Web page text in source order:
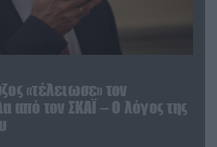
«τέλειωσε» τον
από τον ΣΚΑΪ – Ο λόγος της